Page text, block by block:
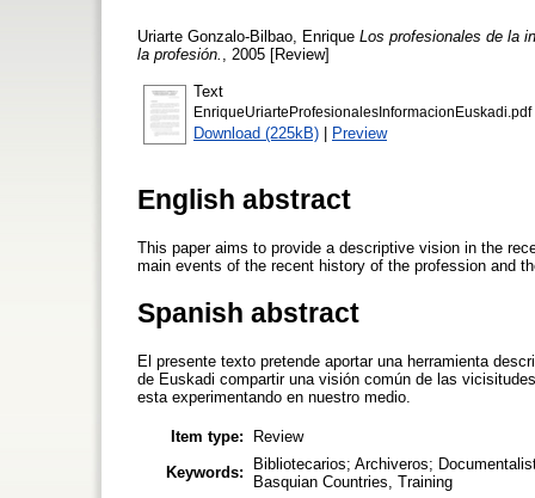
Uriarte Gonzalo-Bilbao, Enrique Los profesionales de la
la profesión.
, 2005 [Review]
Text
EnriqueUriarteProfesionalesInformacionEuskadi.pdf
Download (225kB) | Preview
English abstract
This paper aims to provide a descriptive vision in the
main events of the recent history of the profession and
Spanish abstract
El presente texto pretende aportar una herramienta
de Euskadi compartir una visión común de las
esta experimentando en nuestro medio.
Item type:
Review
Keywords:
Bibliotecarios; Archiveros;
Basquian Countries, Training